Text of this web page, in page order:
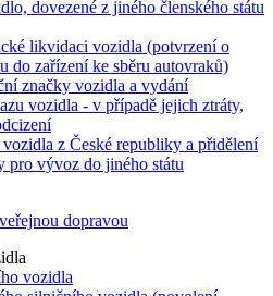
dovezené z jiného členského státu
likvidaci vozidla (potvrzení o
do zařízení ke sběru autovraků)
značky vozidla a vydání
vozidla - v případě jejich ztráty,
z České republiky a přidělení
pro vývoz do jiného státu
dopravou
vozidla